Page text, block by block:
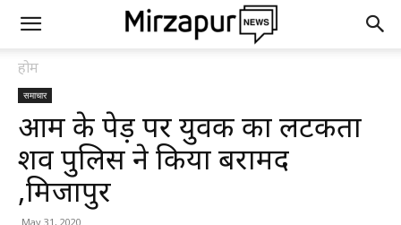
होम
समाचार
आम के पेड़ पर युवक का लटकता
शव पुलिस ने किया बरामद
,मिर्जापुर
May 31, 2020